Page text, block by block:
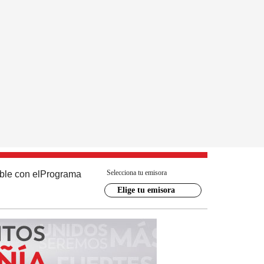
con el Programa Selecciona tu emisora
Elige tu emisora